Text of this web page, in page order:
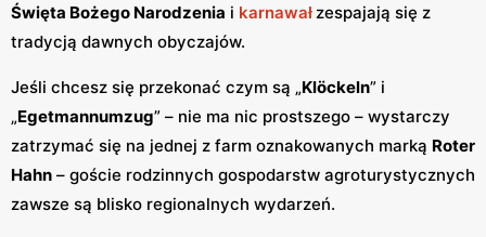
Święta Bożego Narodzenia i karnawał zespajają się z
tradycją dawnych obyczajów.
Jeśli chcesz się przekonać czym są „Klöckeln” i
„Egetmannumzug” – nie ma nic prostszego – wystarczy
zatrzymać się na jednej z farm oznakowanych marką Roter
Hahn – goście rodzinnych gospodarstw agroturystycznych
zawsze są blisko regionalnych wydarzeń.